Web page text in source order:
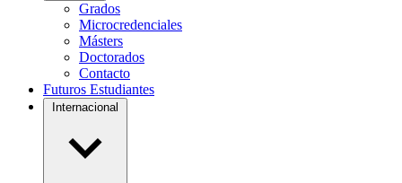
Grados
Microcredenciales
Másters
Doctorados
Contacto
Futuros Estudiantes
Internacional